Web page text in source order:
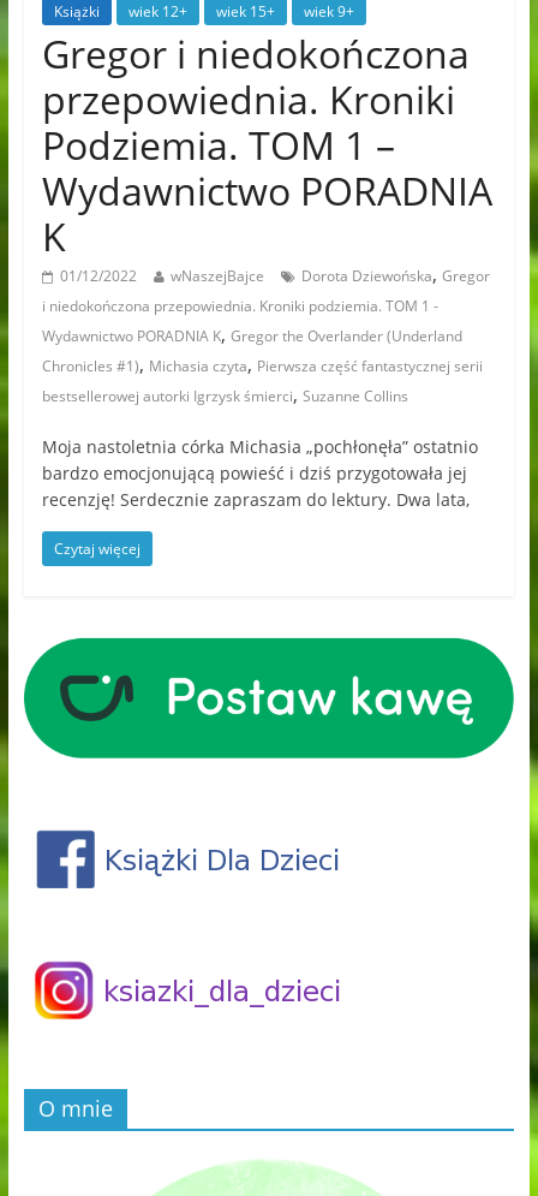
Książki wiek 12+ wiek 15+ wiek 9+
Gregor i niedokończona
przepowiednia. Kroniki
Podziemia. TOM 1 –
Wydawnictwo PORADNIA
K
01/12/2022 wNaszejBajce Dorota Dziewońska, Gregor
i niedokończona przepowiednia. Kroniki podziemia. TOM 1 -
Wydawnictwo PORADNIA K, Gregor the Overlander (Underland
Chronicles #1), Michasia czyta, Pierwsza część fantastycznej serii
bestsellerowej autorki Igrzysk śmierci, Suzanne Collins
Moja nastoletnia córka Michasia „pochłonęła” ostatnio
bardzo emocjonującą powieść i dziś przygotowała jej
recenzję! Serdecznie zapraszam do lektury. Dwa lata,
Czytaj więcej
O mnie